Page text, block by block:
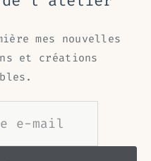
mes nouvelles
et créations